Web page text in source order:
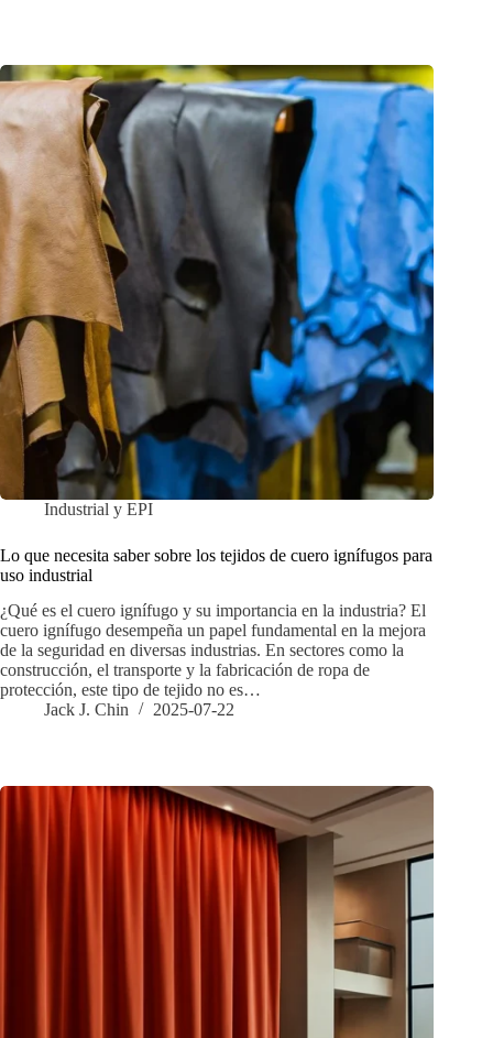
Industrial y EPI
Lo que necesita saber sobre los tejidos de cuero ignífugos para
uso industrial
¿Qué es el cuero ignífugo y su importancia en la industria? El
cuero ignífugo desempeña un papel fundamental en la mejora
de la seguridad en diversas industrias. En sectores como la
construcción, el transporte y la fabricación de ropa de
protección, este tipo de tejido no es…
Jack J. Chin
2025-07-22